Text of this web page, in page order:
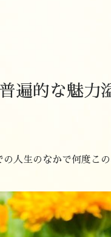
遍的な魅
の人生のなかで何度こ